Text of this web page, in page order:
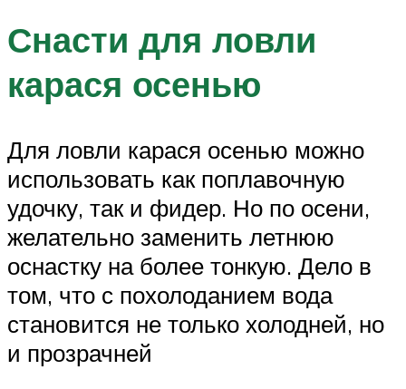
Снасти для ловли
карася осенью
Для ловли карася осенью можно
использовать как поплавочную
удочку, так и фидер. Но по осени,
желательно заменить летнюю
оснастку на более тонкую. Дело в
том, что с похолоданием вода
становится не только холодней, но
и прозрачней